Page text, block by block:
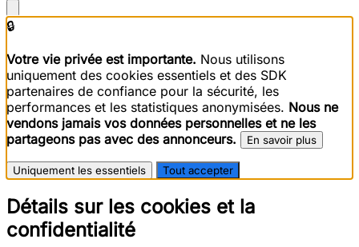
🔒
Votre vie privée est importante. Nous utilisons
uniquement des cookies essentiels et des SDK
partenaires de confiance pour la sécurité, les
performances et les statistiques anonymisées. Nous ne
vendons jamais vos données personnelles et ne les
partageons pas avec des annonceurs.
En savoir plus
Uniquement les essentiels Tout accepter
Détails sur les cookies et la
confidentialité